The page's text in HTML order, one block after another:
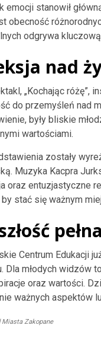
emocji stanowił
obecność
odgrywa
nad
„Kochając różę”,
do przemyśleń nad
były bliskie
wartościami.
zostały
Muzyka Kacpra
oraz entuzjastyczne
by stać się ważnym
Centrum Edukacji
Dla młodych widzów
oraz wartości.
ważnych aspektów
Miasta Zakopane